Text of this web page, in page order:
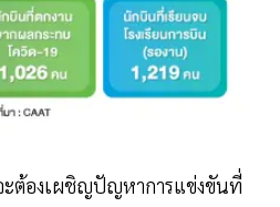
ะต้องเผชิญปัญหาการแข่งขันที่